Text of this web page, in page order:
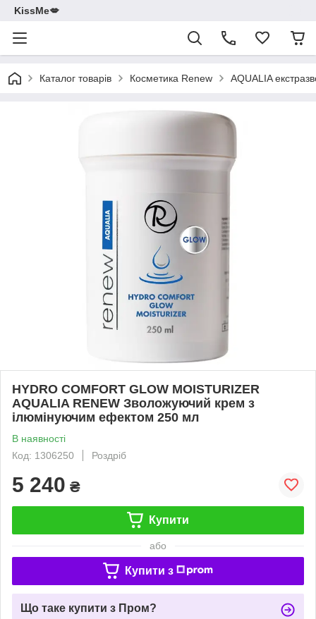
KissMe💋
Каталог товарів Косметика Renew AQUALIA
HYDRO COMFORT GLOW MOISTURIZER
AQUALIA RENEW Зволожуючий крем з
ілюмінуючим ефектом 250 мл
В наявності
Код: 1306250
Роздріб
5 240 ₴
Купити
або
Купити з
Що таке купити з Пром?